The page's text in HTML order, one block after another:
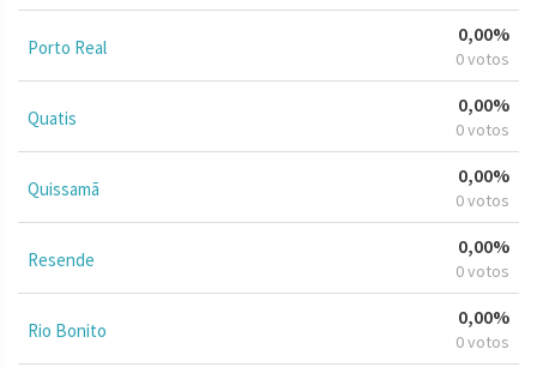
Porto Real
0,00%
0 votos
Quatis
0,00%
0 votos
Quissamã
0,00%
0 votos
Resende
0,00%
0 votos
Rio Bonito
0,00%
0 votos